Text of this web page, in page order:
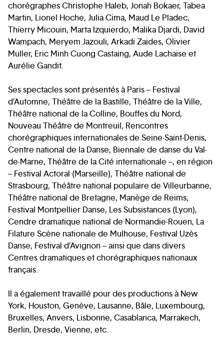
chorégraphes Christophe Haleb, Jonah Bokaer, Tabea
Martin, Lionel Hoche, Julia Cima, Maud Le Pladec,
Thierry Micouin, Marta Izquierdo, Malika Djardi, David
Wampach, Meryem Jazouli, Arkadi Zaides, Olivier
Muller, Eric Minh Cuong Castaing, Aude Lachaise et
Aurélie Gandit.
Ses spectacles sont présentés à Paris – Festival
d’Automne, Théâtre de la Bastille, Théâtre de la Ville,
Théâtre national de la Colline, Bouffes du Nord,
Nouveau Théâtre de Montreuil, Rencontres
chorégraphiques internationales de Seine-Saint-Denis,
Centre national de la Danse, Biennale de danse du Val-
de-Marne, Théâtre de la Cité internationale –, en région
– Festival Actoral (Marseille), Théâtre national de
Strasbourg, Théâtre national populaire de Villeurbanne,
Théâtre national de Bretagne, Manège de Reims,
Festival Montpellier Danse, Les Subsistances (Lyon),
Cendre dramatique national de Normandie-Rouen, La
Filature Scène nationale de Mulhouse, Festival Uzès
Danse, Festival d’Avignon – ainsi que dans divers
Centres dramatiques et chorégraphiques nationaux
français.
Il a également travaillé pour des productions à New
York, Houston, Genève, Lausanne, Bâle, Luxembourg,
Bruxelles, Anvers, Lisbonne, Casablanca, Marrakech,
Berlin, Dresde, Vienne, etc.